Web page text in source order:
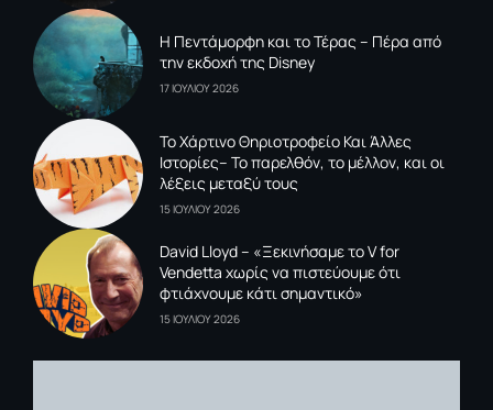
Η Πεντάμορφη και το Τέρας – Πέρα από
την εκδοχή της Disney
17 ΙΟΥΛΙΟΥ 2026
To Xάρτινο Θηριοτροφείο Και Άλλες
Ιστορίες– Το παρελθόν, το μέλλον, και οι
λέξεις μεταξύ τους
15 ΙΟΥΛΙΟΥ 2026
David Lloyd – «Ξεκινήσαμε το V for
Vendetta χωρίς να πιστεύουμε ότι
φτιάχνουμε κάτι σημαντικό»
15 ΙΟΥΛΙΟΥ 2026